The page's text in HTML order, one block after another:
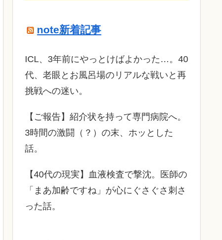
note新着記事
ICL、3年前にやっとけばよかった…。40
代、老眼とお風呂場のリアルな戦いと再
挑戦への迷い。
​【ご報告】紹介状を持って専門病院へ。
3時間の激闘（？）の末、ホッとした
話。
【40代の現実】血液検査で撃沈。医師の
「まあ加齢ですね」が心にぐさぐさ刺さ
った話。